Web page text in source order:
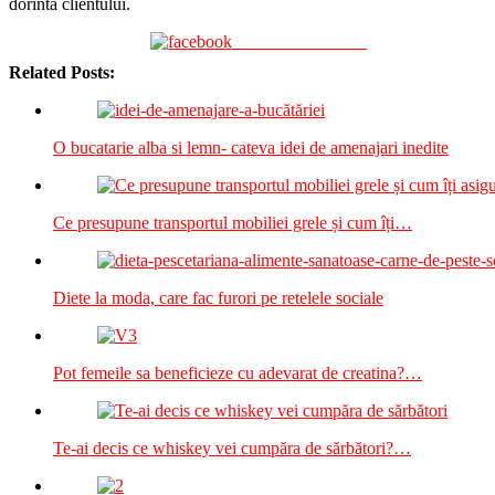
Related Posts:
O bucatarie alba si lemn- cateva idei de amenajari inedite
Ce presupune transportul mobiliei grele și cum îți…
Diete la moda, care fac furori pe retelele sociale
Pot femeile sa beneficieze cu adevarat de creatina?…
Te-ai decis ce whiskey vei cumpăra de sărbători?…